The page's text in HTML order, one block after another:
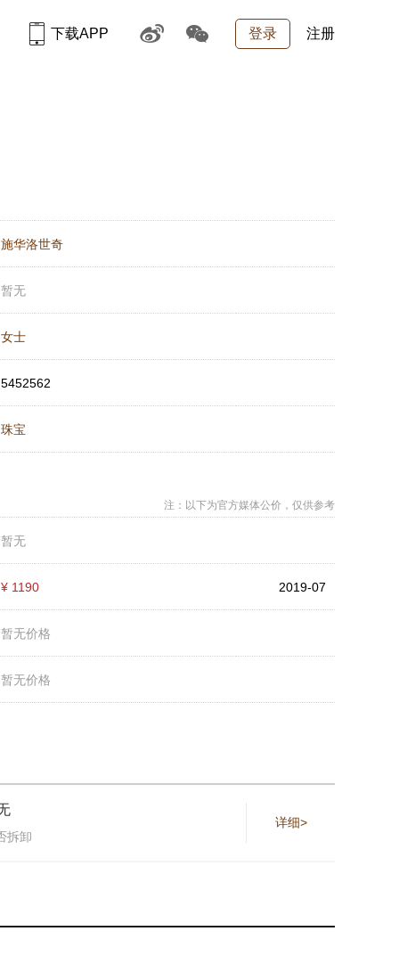
登录 注册
下载APP
施华洛世奇
暂无
女士
5452562
珠宝
注：以下为官方媒体公价，仅供参考
暂无
¥ 1190 2019-07
暂无价格
暂无价格
拆卸
详细>